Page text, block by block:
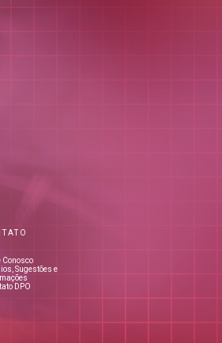
Conosco
Sugestões e
DPO